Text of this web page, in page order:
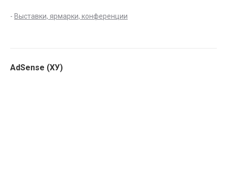
- Выставки, ярмарки, конференции
AdSense (ХУ)